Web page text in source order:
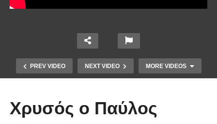
PREV VIDEO NEXT VIDEO MORE VIDEOS
Χρυσός ο Παύλος